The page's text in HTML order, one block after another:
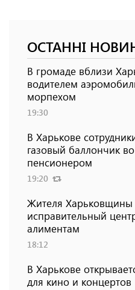
ОСТАННІ
В громаде вблизи
водителем
морпехом
19:30
В Харькове
газовый баллончик
пенсионером
19:20
Жителя Харьковщины
исправительный
алиментам
18:12
В Харькове
для кино и концертов